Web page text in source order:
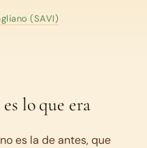
(SAVI)
lo que era
es la de antes, que